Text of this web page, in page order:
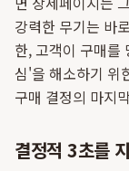
강력한 무기는 바
한, 고객이 구매를
심'을 해소하기 위
구매 결정의 마지
결정적 3초를